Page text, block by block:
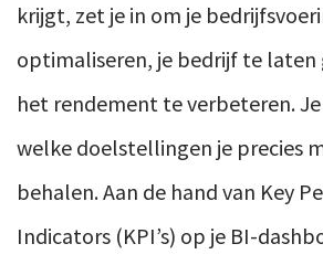
krijgt, zet je in om je
optimaliseren, je bedrijf te laten
het rendement te verbeteren.
welke doelstellingen je precies
behalen. Aan de hand van Key
Indicators (KPI’s) op je BI-